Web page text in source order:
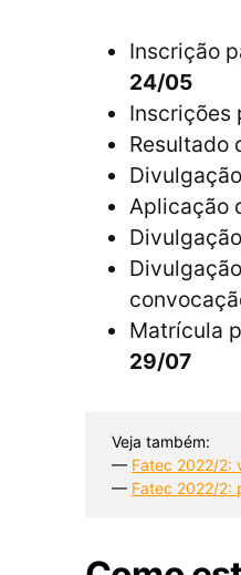
Inscrição
24/05
Inscrições
Resultado
Aplicação
Matrícula
29/07
Veja também:
— Fatec 2022/2:
— Fatec 2022/2: